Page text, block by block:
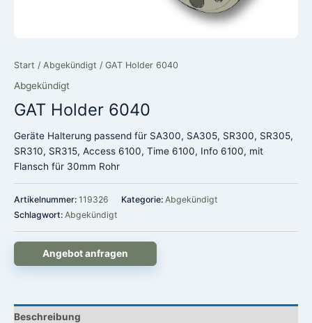
Start / Abgekündigt / GAT Holder 6040
Abgekündigt
GAT Holder 6040
Geräte Halterung passend für SA300, SA305, SR300, SR305,
SR310, SR315, Access 6100, Time 6100, Info 6100, mit
Flansch für 30mm Rohr
Artikelnummer: 119326 Kategorie: Abgekündigt
Schlagwort: Abgekündigt
Angebot anfragen
Beschreibung